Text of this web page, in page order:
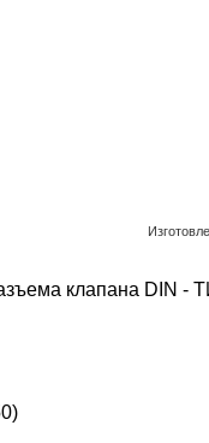
клапана DIN -